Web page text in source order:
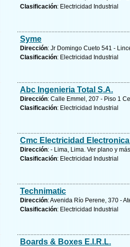
Clasificación: Electricidad Industrial
Syme
Dirección: Jr Domingo Cueto 541 -
Clasificación: Electricidad Industrial
Abc Ingenieria Total S.A.
Dirección: Calle Emmel, 207 - Piso 1
Clasificación: Electricidad Industrial
Cmc Electricidad Electronica
Dirección: - Lima, Lima. Ver plano y
Clasificación: Electricidad Industrial
Technimatic
Dirección: Avenida Río Perene, 370 -
Clasificación: Electricidad Industrial
Boards & Boxes E.I.R.L.